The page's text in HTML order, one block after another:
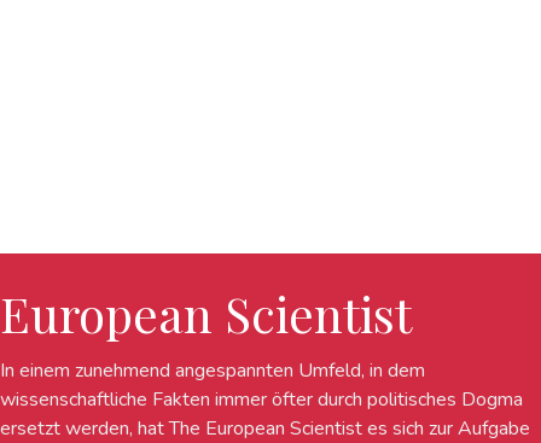
European Scientist
In einem zunehmend angespannten Umfeld, in dem
wissenschaftliche Fakten immer öfter durch politisches Dogma
ersetzt werden, hat The European Scientist es sich zur Aufgabe